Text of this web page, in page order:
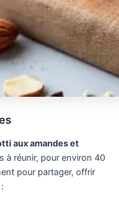
aux amandes et
à réunir, pour environ 40
pour partager, offrir